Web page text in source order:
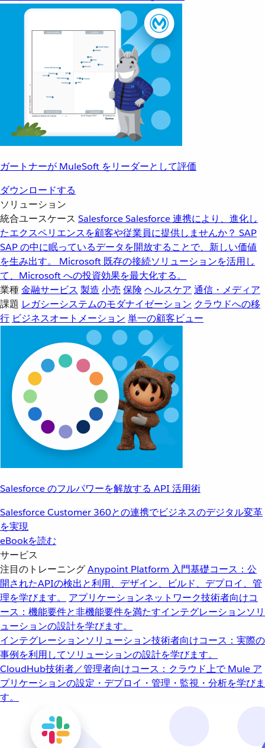
ガートナーが MuleSoft をリーダーとして評価
ダウンロードする
ソリューション
統合ユースケース SalesforceSalesforce 連携により、進化し
たエクスペリエンスを顧客や従業員に提供しませんか？ SAP
SAP の中に眠っているデータを開放することで、新しい価値
を生み出す。
Microsoft 既存の接続ソリューションを活用し
て、Microsoft への投資効果を最大化する。
業種金融サービス 製造 小売 保険 ヘルスケア 通信・メディア
課題 レガシーシステムのモダナイゼーション クラウドへの移
行 ビジネスオートメーション 単一の顧客ビュー
Salesforce のフルパワーを解放する API 活用術
Salesforce Customer 360との連携でビジネスのデジタル変革
を実現
eBookを読む
サービス
注目のトレーニングAnypoint Platform 入門基礎コース：公
開されたAPIの検出と利用、デザイン、ビルド、デプロイ、管
理を学びます。
アプリケーションネットワーク技術者向けコ
ース：機能要件と非機能要件を満たすインテグレーションソリ
ューションの設計を学びます。
インテグレーションソリューション技術者向けコース：実際の
事例を利用してソリューションの設計を学びます。
CloudHub技術者／管理者向けコース：クラウド上で Mule ア
プリケーションの設定・デプロイ・管理・監視・分析を学びま
す。